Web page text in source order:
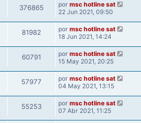
376865 por msc hotline sat
22 Jun 2021, 09:50
81982 por msc hotline sat
18 Jun 2021, 14:24
60791 por msc hotline sat
15 May 2021, 20:25
57977 por msc hotline sat
04 May 2021, 13:15
55253 por msc hotline sat
07 Abr 2021, 11:25